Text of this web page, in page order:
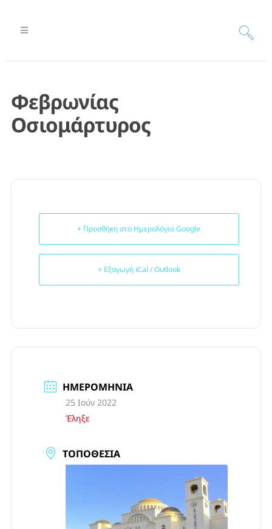
Φεβρωνίας
Οσιομάρτυρος
+ Προσθήκη στο Ημερολόγιο Google
+ Εξαγωγή iCal / Outlook
ΗΜΕΡΟΜΗΝΊΑ
25 Ιούν 2022
Έληξε
ΤΟΠΟΘΕΣΊΑ